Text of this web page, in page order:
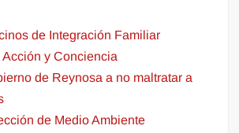
de Integración Familiar
y Conciencia
de Reynosa a no maltratar a
de Medio Ambiente